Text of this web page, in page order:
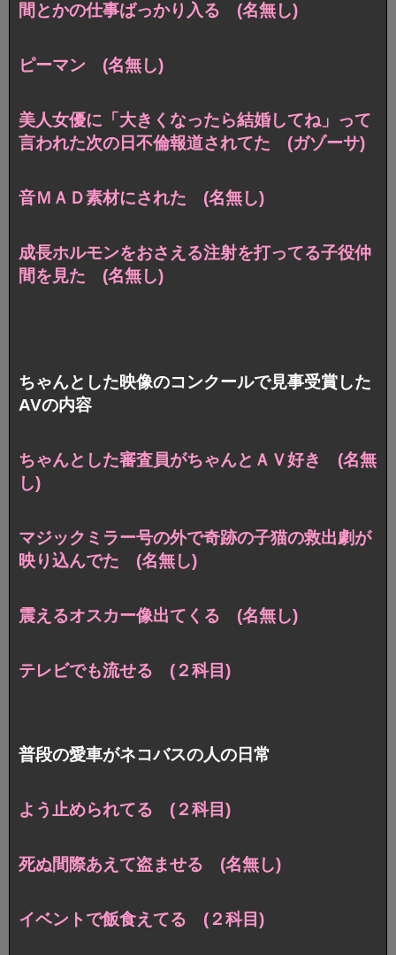
間とかの仕事ばっかり入る (名無し)
ピーマン (名無し)
美人女優に「大きくなったら結婚してね」って
言われた次の日不倫報道されてた (ガゾーサ)
音ＭＡＤ素材にされた (名無し)
成長ホルモンをおさえる注射を打ってる子役仲
間を見た (名無し)
ちゃんとした映像のコンクールで見事受賞した
AVの内容
ちゃんとした審査員がちゃんとＡＶ好き (名無
し)
マジックミラー号の外で奇跡の子猫の救出劇が
映り込んでた (名無し)
震えるオスカー像出てくる (名無し)
テレビでも流せる (２科目)
普段の愛車がネコバスの人の日常
よう止められてる (２科目)
死ぬ間際あえて盗ませる (名無し)
イベントで飯食えてる (２科目)